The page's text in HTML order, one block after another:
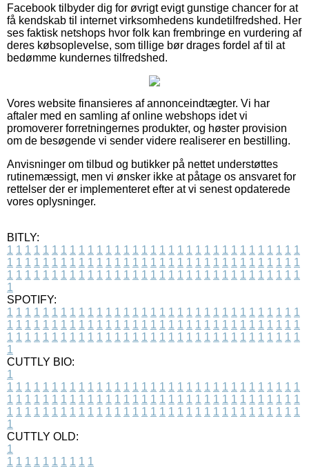
Facebook tilbyder dig for øvrigt evigt gunstige chancer for at
få kendskab til internet virksomhedens kundetilfredshed. Her
ses faktisk netshops hvor folk kan frembringe en vurdering af
deres købsoplevelse, som tillige bør drages fordel af til at
bedømme kundernes tilfredshed.
Vores website finansieres af annonceindtægter. Vi har
aftaler med en samling af online webshops idet vi
promoverer forretningernes produkter, og høster provision
om de besøgende vi sender videre realiserer en bestilling.
Anvisninger om tilbud og butikker på nettet understøttes
rutinemæssigt, men vi ønsker ikke at påtage os ansvaret for
rettelser der er implementeret efter at vi senest opdaterede
vores oplysninger.
BITLY:
1 1 1 1 1 1 1 1 1 1 1 1 1 1 1 1 1 1 1 1 1 1 1 1 1 1 1 1 1 1 1 1 1
1 1 1 1 1 1 1 1 1 1 1 1 1 1 1 1 1 1 1 1 1 1 1 1 1 1 1 1 1 1 1 1 1
1 1 1 1 1 1 1 1 1 1 1 1 1 1 1 1 1 1 1 1 1 1 1 1 1 1 1 1 1 1 1 1 1
1
SPOTIFY:
1 1 1 1 1 1 1 1 1 1 1 1 1 1 1 1 1 1 1 1 1 1 1 1 1 1 1 1 1 1 1 1 1
1 1 1 1 1 1 1 1 1 1 1 1 1 1 1 1 1 1 1 1 1 1 1 1 1 1 1 1 1 1 1 1 1
1 1 1 1 1 1 1 1 1 1 1 1 1 1 1 1 1 1 1 1 1 1 1 1 1 1 1 1 1 1 1 1 1
1
CUTTLY BIO:
1
1 1 1 1 1 1 1 1 1 1 1 1 1 1 1 1 1 1 1 1 1 1 1 1 1 1 1 1 1 1 1 1 1
1 1 1 1 1 1 1 1 1 1 1 1 1 1 1 1 1 1 1 1 1 1 1 1 1 1 1 1 1 1 1 1 1
1 1 1 1 1 1 1 1 1 1 1 1 1 1 1 1 1 1 1 1 1 1 1 1 1 1 1 1 1 1 1 1 1
1
CUTTLY OLD:
1
1 1 1 1 1 1 1 1 1 1